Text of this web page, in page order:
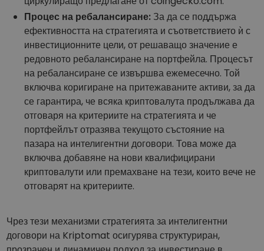
Процес на ребалансиране: За да се поддържа
ефективността на стратегията и съответствието ѝ с
инвестиционните цели, от решаващо значение е
редовното ребалансиране на портфейла. Процесът
на ребалансиране се извършва ежемесечно. Той
включва коригиране на притежаваните активи, за да
се гарантира, че всяка криптовалута продължава да
отговаря на критериите на стратегията и че
портфейлът отразява текущото състояние на
пазара на интелигентни договори. Това може да
включва добавяне на нови квалифицирани
криптовалути или премахване на тези, които вече не
отговарят на критериите.
Чрез тези механизми стратегията за интелигентни
договори на Kriptomat осигурява структуриран,